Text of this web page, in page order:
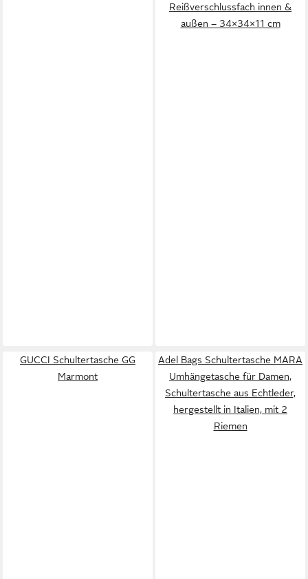
Reißverschlussfach innen &
außen – 34×34×11 cm
GUCCI Schultertasche GG
Marmont
Adel Bags Schultertasche MARA
Umhängetasche für Damen,
Schultertasche aus Echtleder,
hergestellt in Italien, mit 2
Riemen